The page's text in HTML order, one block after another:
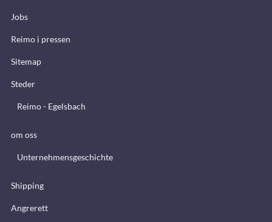
Jobs
Reimo i pressen
Sitemap
Steder
Reimo - Egelsbach
om oss
Unternehmensgeschichte
Shipping
Angrerett